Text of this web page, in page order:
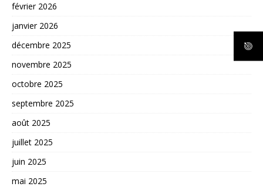
février 2026
janvier 2026
décembre 2025
novembre 2025
octobre 2025
septembre 2025
août 2025
juillet 2025
juin 2025
mai 2025